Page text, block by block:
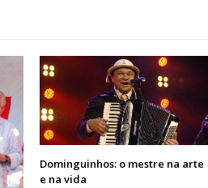
Dominguinhos: o mestre na arte
e na vida